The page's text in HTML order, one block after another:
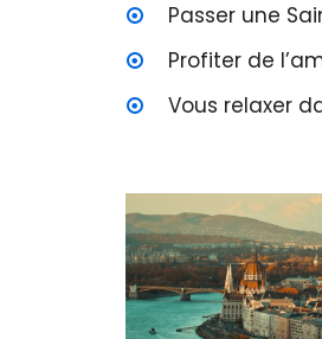
Passer une
Profiter de
Vous relaxer